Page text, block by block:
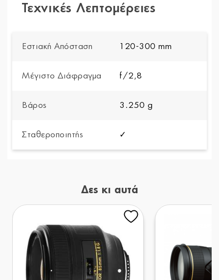
Τεχνικές Λεπτομέρειες
Εστιακή Απόσταση 120-300 mm
Μέγιστο Διάφραγμα f/2,8
Βάρος 3.250 g
Σταθεροποιητής ✓
Δες κι αυτά